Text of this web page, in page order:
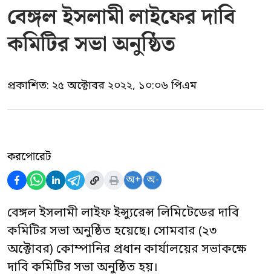
বেঙ্গল ইসলামী লাইফের দাবি
কমিটির সভা অনুষ্ঠিত
প্রকাশিত: ২৫ অক্টোবর ২০২২, ১০:০৬ পিএম
করপোরেট
অ+ অ-
বেঙ্গল ইসলামী লাইফ ইন্স্যুরেন্স লিমিটেডের দাবি
কমিটির সভা অনুষ্ঠিত হয়েছে। সোমবার (২৩
অক্টোবর) কোম্পানির প্রধান কার্যালয়ের সভাকক্ষে
দাবি কমিটির সভা অনুষ্ঠিত হয়।